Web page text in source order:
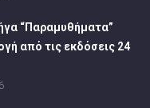
“Παραμυθήματα”
από τις εκδόσεις 24